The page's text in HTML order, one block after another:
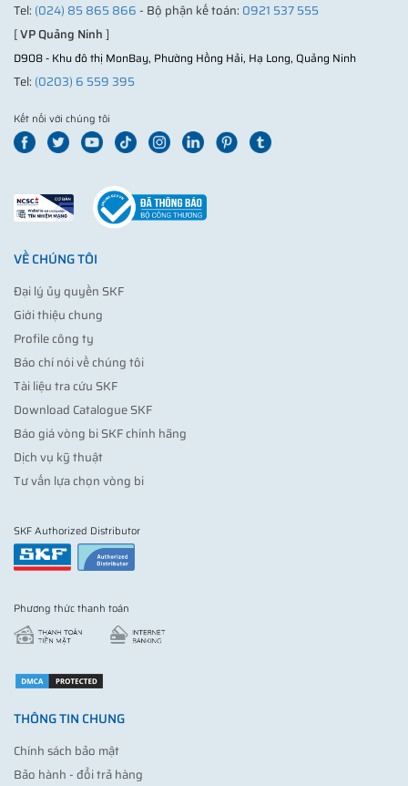
Tel: (024) 85 865 866- Bộ phận kế toán: 0921 537 555
[VP Quảng Ninh]
D908 - Khu đô thị MonBay, Phường Hồng Hải, Hạ Long, Quảng Ninh
Tel: (0203) 6 559 395
Kết nối với chúng tôi
VỀ CHÚNG TÔI
Đại lý ủy quyền SKF
Giới thiệu chung
Profile công ty
Báo chí nói về chúng tôi
Tài liệu tra cứu SKF
Download Catalogue SKF
Báo giá vòng bi SKF chính hãng
Dịch vụ kỹ thuật
Tư vấn lựa chọn vòng bi
SKF Authorized Distributor
Phương thức thanh toán
THÔNG TIN CHUNG
Chính sách bảo mật
Bảo hành - đổi trả hàng